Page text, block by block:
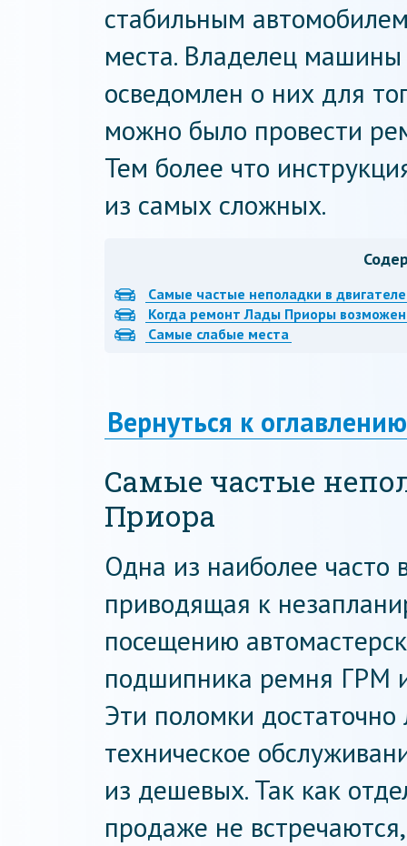
стабильным
места. Владелец
осведомлен о них для
можно было провести
Тем более что
из самых сложных.
Самые частые неполадки в
Когда ремонт Лады Приоры
Самые слабые места
Вернуться к оглавлению
Самые частые
Приора
Одна из наиболее часто
приводящая к
посещению
подшипника ремня ГРМ
Эти поломки
техническое
из дешевых. Так как
продаже не